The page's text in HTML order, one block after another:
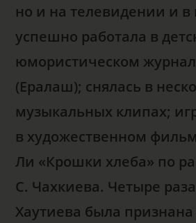
но и на телевидении и в
успешно работала в
юмористическом
(Ералаш); снялась в
музыкальных клипах;
в художественном
Ли «Крошки хлеба» по
С. Чахкиева. Четыре
Хаутиева была